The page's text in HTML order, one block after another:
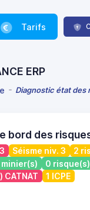
Tarifs
ERP
Diagnostic état des
bord des
Séisme niv. 3
2
0
CATNAT
1 ICPE